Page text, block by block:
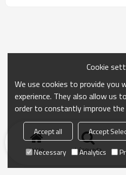
Inicio búsqueda
Cookie
We use cookies to provide you
experience. They also allow us
order to constantly improve
Accept all Accept
Necessary
Analytics